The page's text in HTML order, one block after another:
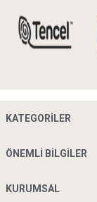
KATEGORILER
ÖNEMLI BILGILER
KURUMSAL